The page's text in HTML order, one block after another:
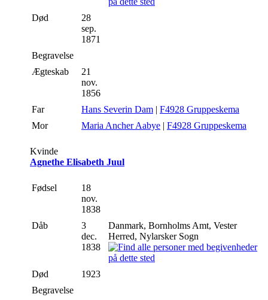
Død
28
sep.
1871
Begravelse
Ægteskab
21
nov.
1856
Far
Hans Severin Dam | F4928 Gruppeskema
Mor
Maria Ancher Aabye | F4928 Gruppeskema
Kvinde
Agnethe Elisabeth Juul
Fødsel
18
nov.
1838
Dåb
3
dec.
1838
Danmark, Bornholms Amt, Vester
Herred, Nylarsker Sogn
Død
1923
Begravelse